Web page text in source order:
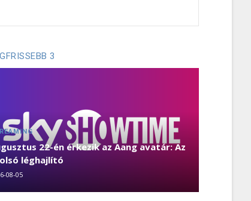
3
22-én érkezik az Aang avatár: Az
léghajlító
08-05